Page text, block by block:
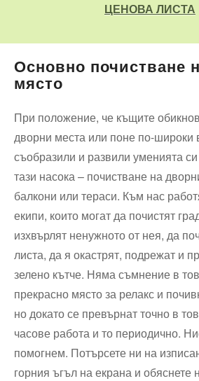
ЦЕНОВА ЛИСТА
Основно почистване
място
При положение, че къщите
дворни места или поне по-широки
съобразили и развили уменията
тази насока – почистване на
балкони или тераси. Към нас
екипи, които могат да почистят
изхвърлят ненужното от нея, да
листа, да я окастрят, подрежат и
зелено кътче. Няма съмнение в
прекрасно място за релакс и
но докато се превърнат точно в
часове работа и то периодично.
помогнем. Потърсете ни на
горния ъгъл на екрана и обяснете